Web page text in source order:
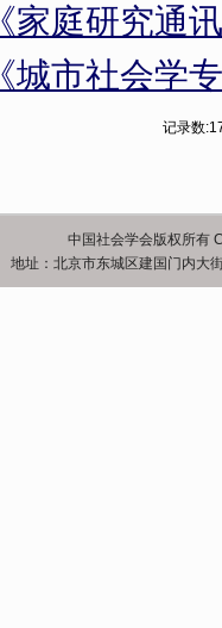
《家庭研究通
《城市社会学
记录数
中国社会学会版权所有
地址：北京市东城区建国门内